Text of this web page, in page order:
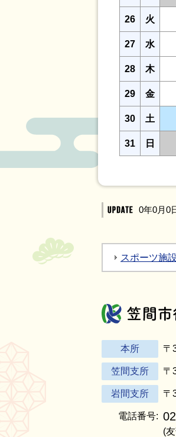
26 火
27 水
28 木
29 金
30 土
31 日
0年0月0
スポーツ施
本所 〒
笠間支所 〒
岩間支所 〒
電話番号:
(